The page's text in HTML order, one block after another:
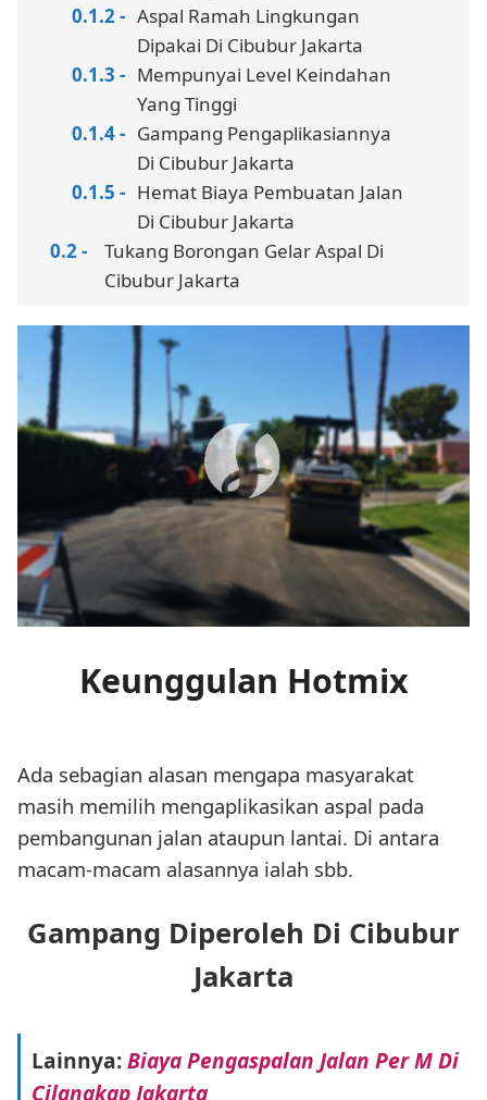
Aspal Ramah Lingkungan
Dipakai Di Cibubur Jakarta
Mempunyai Level Keindahan
Yang Tinggi
Gampang Pengaplikasiannya
Di Cibubur Jakarta
Hemat Biaya Pembuatan Jalan
Di Cibubur Jakarta
Tukang Borongan Gelar Aspal Di
Cibubur Jakarta
Keunggulan Hotmix
Ada sebagian alasan mengapa masyarakat
masih memilih mengaplikasikan aspal pada
pembangunan jalan ataupun lantai. Di antara
macam-macam alasannya ialah sbb.
Gampang Diperoleh Di Cibubur
Jakarta
Lainnya:Biaya Pengaspalan Jalan Per M Di
Cilangkap Jakarta